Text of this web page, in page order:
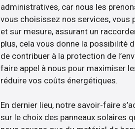
administratives, car nous les
vous choisissez nos services, vous
et sur mesure, assurant un
plus, cela vous donne la possibilité
de contribuer à la protection de
faire appel à nous pour maximiser
réduire vos coûts énergétiques.
En dernier lieu, notre savoir-faire
sur le choix des panneaux solaires